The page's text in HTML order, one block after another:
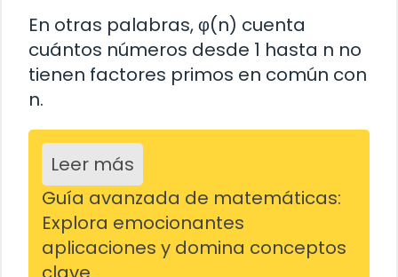
En otras palabras, φ(n) cuenta
cuántos números desde 1 hasta n no
tienen factores primos en común con
n.
Leer más
Guía avanzada de matemáticas:
Explora emocionantes
aplicaciones y domina conceptos